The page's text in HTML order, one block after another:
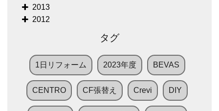
2013
2012
タグ
1日リフォーム 2023年度 BEVAS
CENTRO CF張替え Crevi DIY